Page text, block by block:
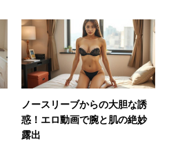
ノースリーブからの大胆な誘
惑！エロ動画で腕と肌の絶妙
露出